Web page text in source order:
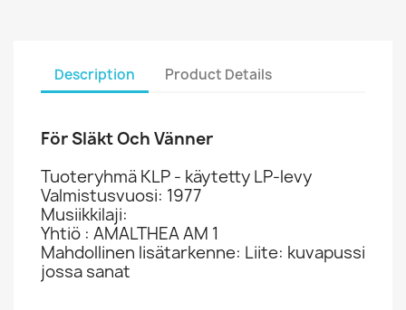
Description Product Details
För Släkt Och Vänner
Tuoteryhmä KLP - käytetty LP-levy
Valmistusvuosi: 1977
Musiikkilaji:
Yhtiö : AMALTHEA AM 1
Mahdollinen lisätarkenne: Liite: kuvapussi
jossa sanat